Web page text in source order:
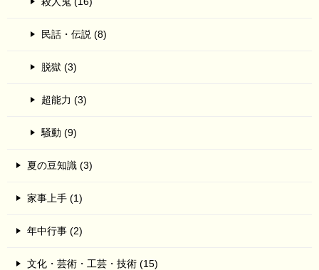
民話・伝説 (8)
脱獄 (3)
超能力 (3)
騒動 (9)
夏の豆知識 (3)
家事上手 (1)
年中行事 (2)
文化・芸術・工芸・技術 (15)